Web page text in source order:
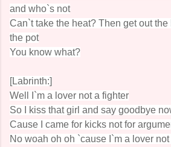
and who`s not
Can`t take the heat? Then get out
the pot
You know what?
[Labrinth:]
Well I`m a lover not a fighter
So I kiss that girl and say goodbye
Cause I came for kicks not for
No woah oh oh `cause I`m a lover